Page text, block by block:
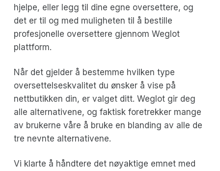
hjelpe, eller legg til dine egne oversettere, og
det er til og med muligheten til å bestille
profesjonelle oversettere gjennom Weglot
plattform.
Når det gjelder å bestemme hvilken type
oversettelseskvalitet du ønsker å vise på
nettbutikken din, er valget ditt. Weglot gir deg
alle alternativene, og faktisk foretrekker mange
av brukerne våre å bruke en blanding av alle de
tre nevnte alternativene.
Vi klarte å håndtere det nøyaktige emnet med